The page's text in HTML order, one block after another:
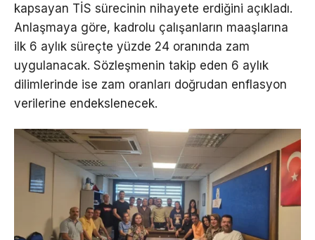
kapsayan TİS sürecinin nihayete erdiğini açıkladı.
Anlaşmaya göre, kadrolu çalışanların maaşlarına
ilk 6 aylık süreçte yüzde 24 oranında zam
uygulanacak. Sözleşmenin takip eden 6 aylık
dilimlerinde ise zam oranları doğrudan enflasyon
verilerine endekslenecek.